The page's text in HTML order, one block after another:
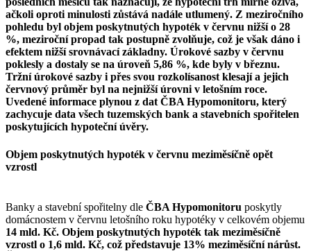
ačkoli oproti minulosti zůstává nadále utlumený. Z meziročního
pohledu byl objem poskytnutých hypoték v červnu nižší o 28
%, meziroční propad tak postupně zvolňuje, což je však dáno i
efektem nižší srovnávací základny. Úrokové sazby v červnu
poklesly a dostaly se na úroveň 5,86 %, kde byly v březnu.
Tržní úrokové sazby i přes svou rozkolísanost klesají a jejich
červnový průměr byl na nejnižší úrovni v letošním roce.
Uvedené informace plynou z dat ČBA Hypomonitoru, který
zachycuje data všech tuzemských bank a stavebních spořitelen
poskytujících hypoteční úvěry.
Objem poskytnutých hypoték v červnu meziměsíčně opět
vzrostl
Banky a stavební spořitelny dle ČBA Hypomonitoru poskytly
domácnostem v červnu letošního roku hypotéky v celkovém objemu
14 mld. Kč. Objem poskytnutých hypoték tak meziměsíčně
vzrostl o 1,6 mld. Kč, což představuje 13% meziměsíční nárůst.